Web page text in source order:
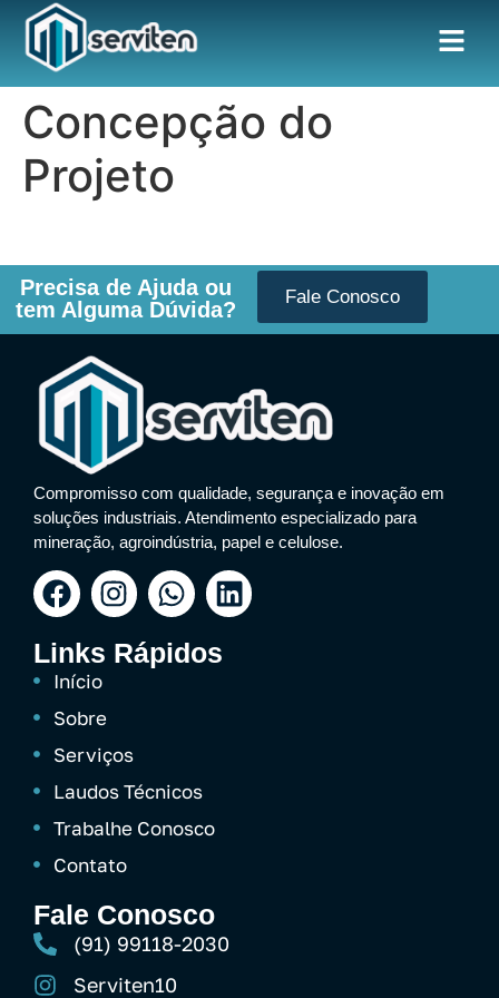
Concepção do
Projeto
Precisa de Ajuda ou
tem Alguma Dúvida?
Fale Conosco
Compromisso com qualidade, segurança e inovação em
soluções industriais. Atendimento especializado para
mineração, agroindústria, papel e celulose.
Links Rápidos
Início
Sobre
Serviços
Laudos Técnicos
Trabalhe Conosco
Contato
Fale Conosco
(91) 99118-2030
Serviten10